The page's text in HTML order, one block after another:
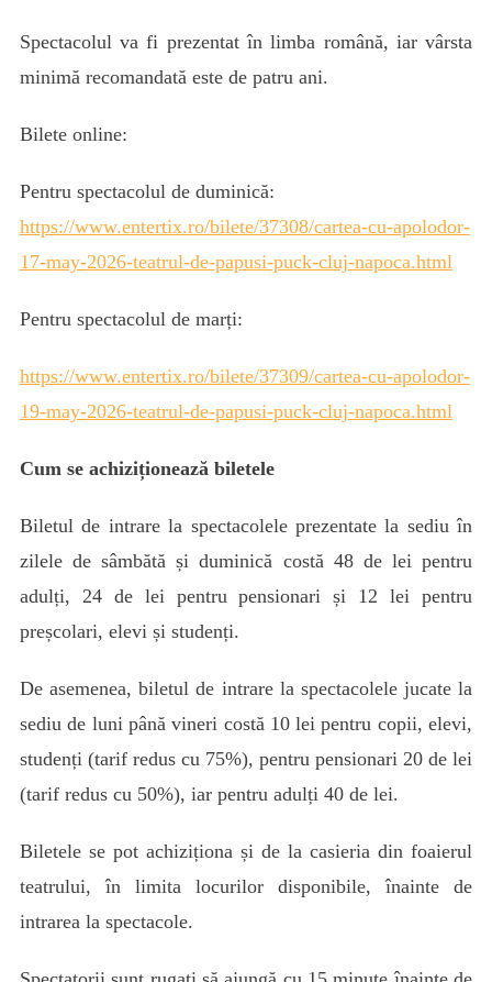
Spectacolul va fi prezentat în limba română, iar vârsta
minimă recomandată este de patru ani.
Bilete online:
Pentru spectacolul de duminică:
https://www.entertix.ro/bilete/37308/cartea-cu-apolodor-
17-may-2026-teatrul-de-papusi-puck-cluj-napoca.html
Pentru spectacolul de marți:
https://www.entertix.ro/bilete/37309/cartea-cu-apolodor-
19-may-2026-teatrul-de-papusi-puck-cluj-napoca.html
Cum se achiziționează biletele
Biletul de intrare la spectacolele prezentate la sediu în
zilele de sâmbătă și duminică costă 48 de lei pentru
adulți, 24 de lei pentru pensionari și 12 lei pentru
preșcolari, elevi și studenți.
De asemenea, biletul de intrare la spectacolele jucate la
sediu de luni până vineri costă 10 lei pentru copii, elevi,
studenți (tarif redus cu 75%), pentru pensionari 20 de lei
(tarif redus cu 50%), iar pentru adulți 40 de lei.
Biletele se pot achiziționa și de la casieria din foaierul
teatrului, în limita locurilor disponibile, înainte de
intrarea la spectacole.